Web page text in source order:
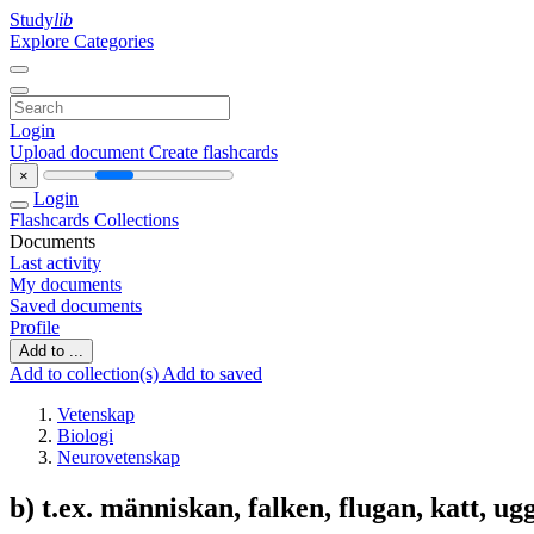
Studylib
Explore Categories
Login
Upload document Create flashcards
×
Login
Flashcards Collections
Documents
Last activity
My documents
Saved documents
Profile
Add to ...
Add to collection(s) Add to saved
Vetenskap
Biologi
Neurovetenskap
b) t.ex. människan, falken, flugan, katt,